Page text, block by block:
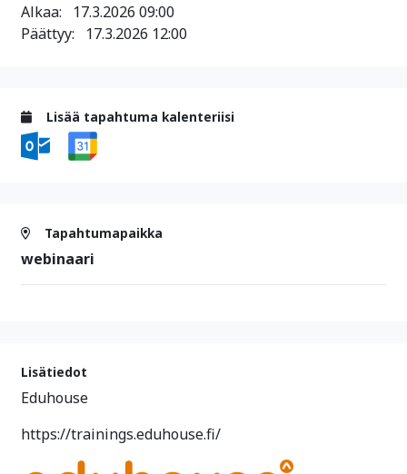
Alkaa: 17.3.2026 09:00
Päättyy: 17.3.2026 12:00
Lisää tapahtuma kalenteriisi
Tapahtumapaikka
webinaari
Lisätiedot
Eduhouse
https://trainings.eduhouse.fi/